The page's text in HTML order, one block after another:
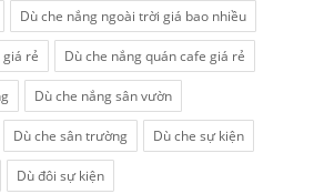
Dù che nắng ngoài trời giá bao nhiều
rẻ Dù che nắng quán cafe giá rẻ
Dù che nắng sân vườn
Dù che sân trường Dù che sự kiện
Dù đôi sự kiện